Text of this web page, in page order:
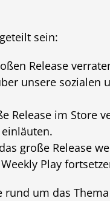
sein:
Release
unsere sozialen
Release im Store
große Release
Play
um das